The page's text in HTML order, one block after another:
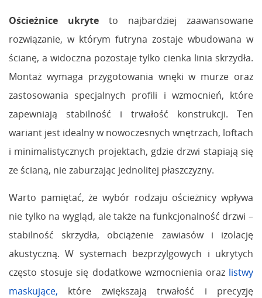
Ościeżnice ukryte to najbardziej zaawansowane
rozwiązanie, w którym futryna zostaje wbudowana w
ścianę, a widoczna pozostaje tylko cienka linia skrzydła.
Montaż wymaga przygotowania wnęki w murze oraz
zastosowania specjalnych profili i wzmocnień, które
zapewniają stabilność i trwałość konstrukcji. Ten
wariant jest idealny w nowoczesnych wnętrzach, loftach
i minimalistycznych projektach, gdzie drzwi stapiają się
ze ścianą, nie zaburzając jednolitej płaszczyzny.
Warto pamiętać, że wybór rodzaju ościeżnicy wpływa
nie tylko na wygląd, ale także na funkcjonalność drzwi –
stabilność skrzydła, obciążenie zawiasów i izolację
akustyczną. W systemach bezprzylgowych i ukrytych
często stosuje się dodatkowe wzmocnienia oraz listwy
maskujące, które zwiększają trwałość i precyzję